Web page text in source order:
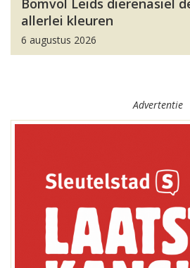
Bomvol Leids dierenasiel
allerlei kleuren
6 augustus 2026
Advertentie